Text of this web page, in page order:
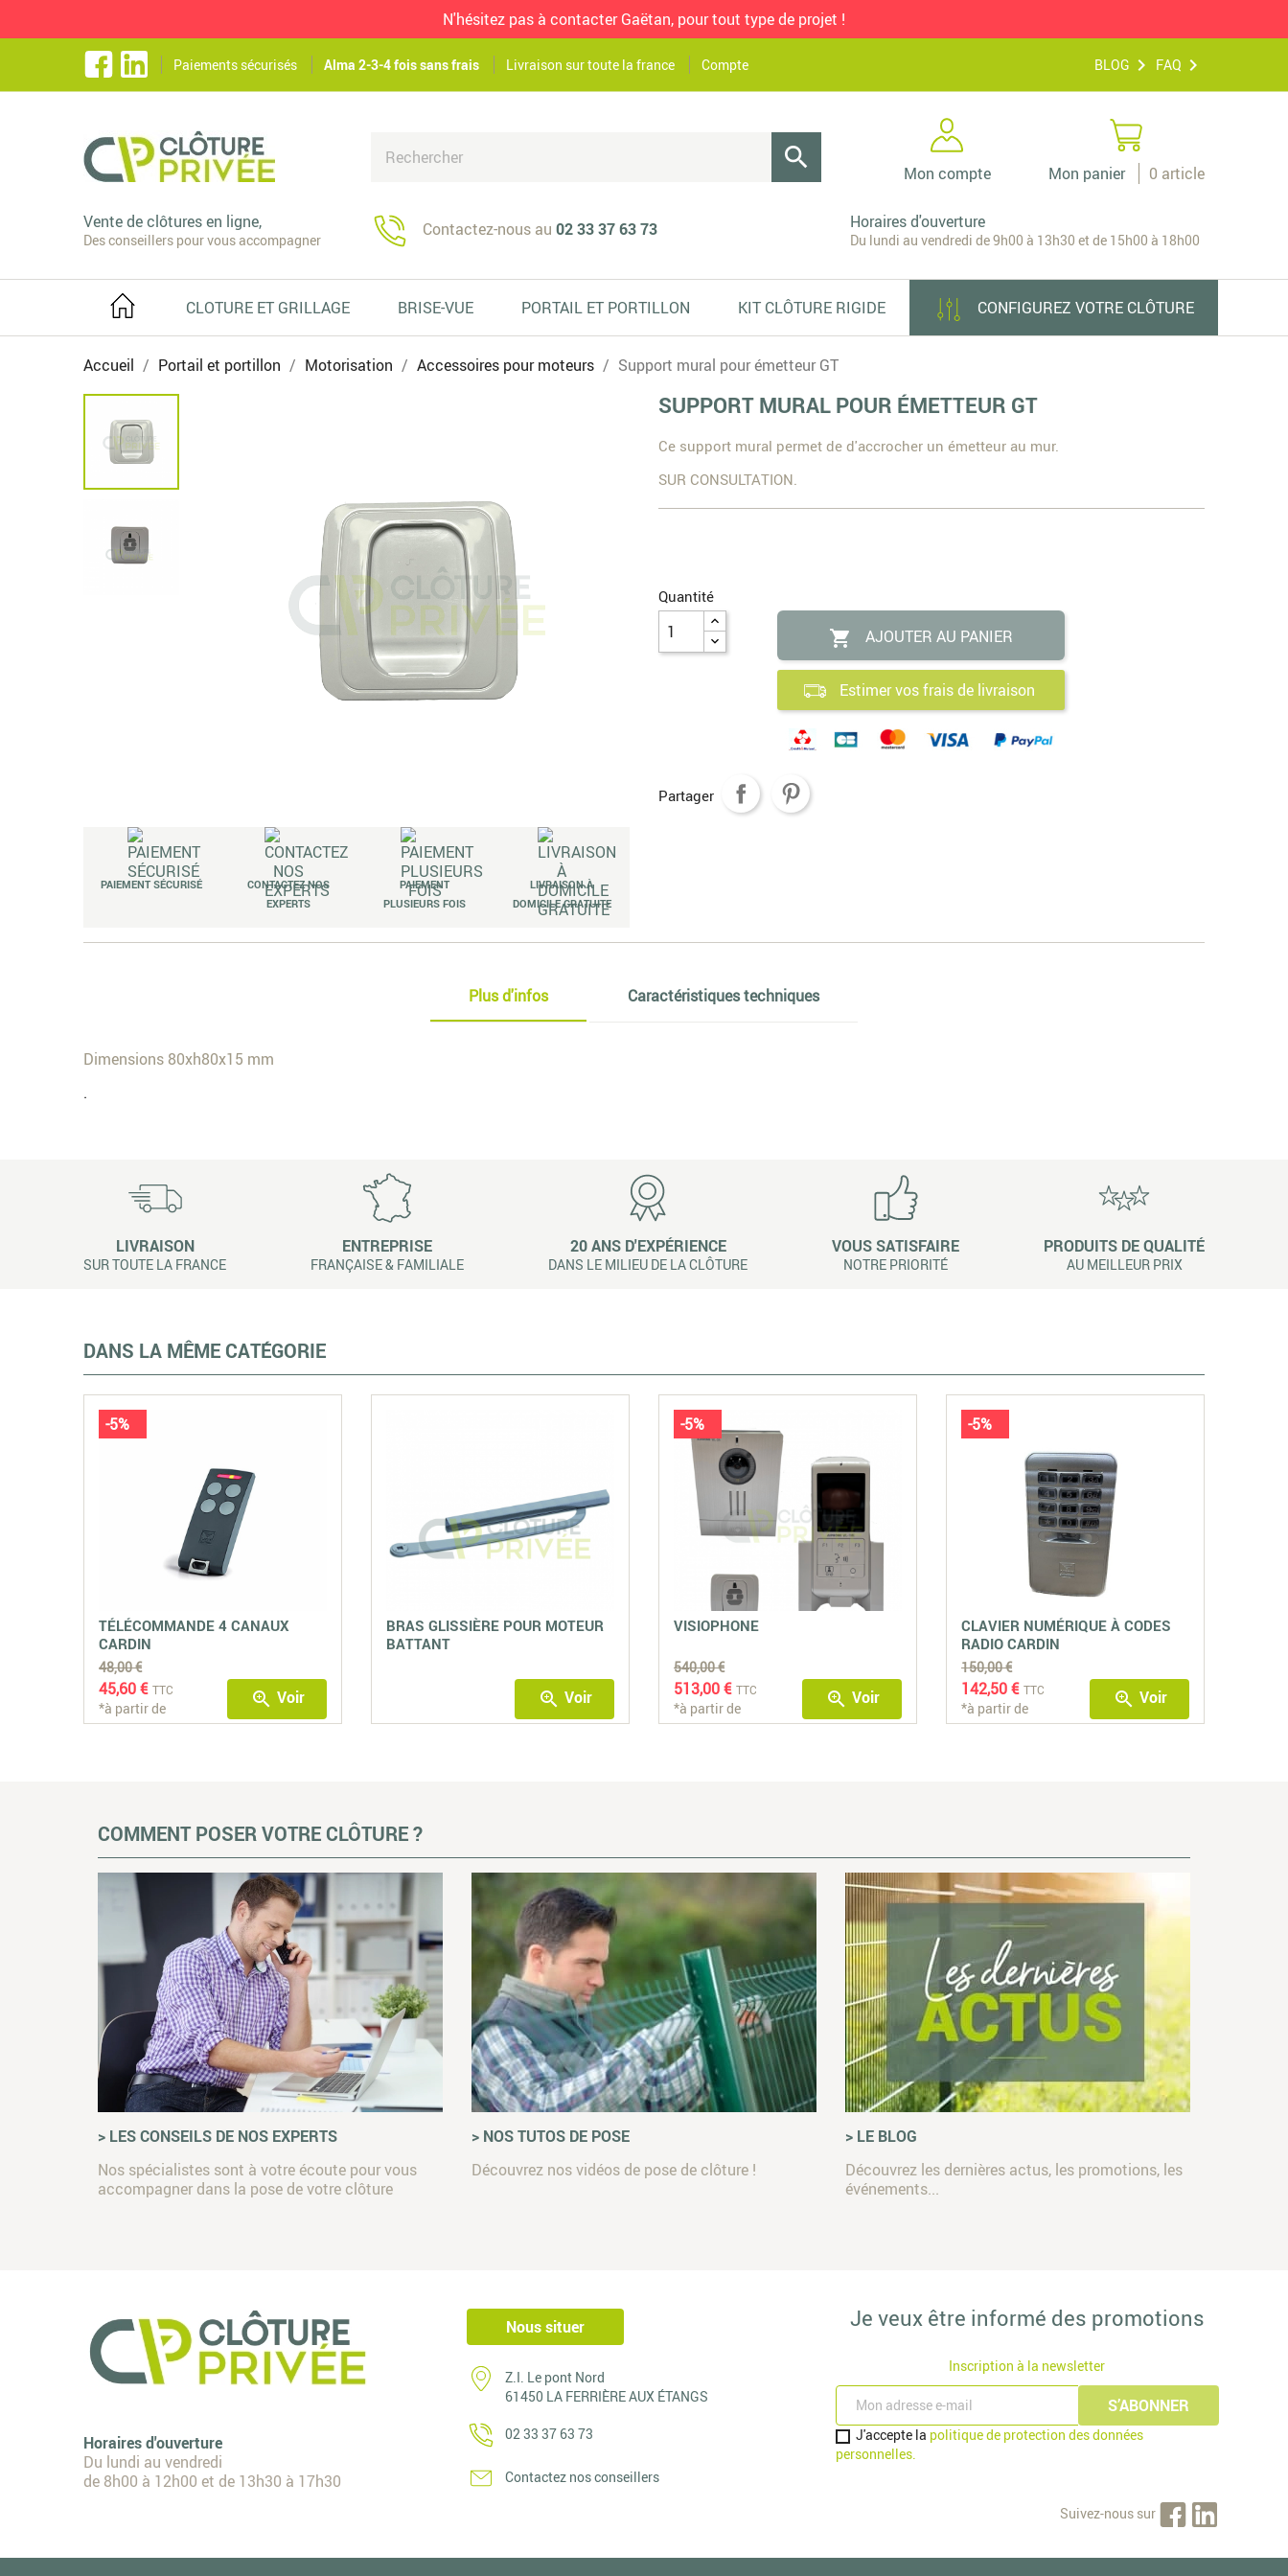
N'hésitez pas à contacter Gaëtan, pour tout type de projet !
Paiements sécurisés Alma 2-3-4 fois sans frais Livraison sur toute la france Compte BLOG FAQ

Mon panier 0 article
Mon compte
Vente de clôtures en ligne,
Des conseillers pour vous accompagner
Contactez-nous au 02 33 37 63 73 Horaires d'ouverture
Du lundi au vendredi de 9h00 à 13h30 et de 15h00 à 18h00
CLOTURE ET GRILLAGE BRISE-VUE PORTAIL ET PORTILLON KIT CLÔTURE RIGIDE CONFIGUREZ VOTRE CLÔTURE
Accueil Portail et portillon Motorisation Accessoires pour moteurs Support mural pour émetteur GT
PAIEMENT SÉCURISÉ
CONTACTEZ NOS
EXPERTS
PAIEMENT
PLUSIEURS FOIS
LIVRAISON À
DOMICILE GRATUITE
SUPPORT MURAL POUR ÉMETTEUR GT
Ce support mural permet de d'accrocher un émetteur au mur.
SUR CONSULTATION.
Quantité
 AJOUTER AU PANIER
Estimer vos frais de livraison
Partager
Plus d'infos Caractéristiques techniques
Dimensions 80xh80x15 mm
.
LIVRAISON
SUR TOUTE LA FRANCE
ENTREPRISE
FRANÇAISE & FAMILIALE
20 ANS D'EXPÉRIENCE
DANS LE MILIEU DE LA CLÔTURE
VOUS SATISFAIRE
NOTRE PRIORITÉ
PRODUITS DE QUALITÉ
AU MEILLEUR PRIX
DANS LA MÊME CATÉGORIE
TÉLÉCOMMANDE 4 CANAUX
CARDIN
48,00 €
45,60 € TTC
*à partir de zoom_in Voir
-5%
BRAS GLISSIÈRE POUR MOTEUR
BATTANT
zoom_in Voir
VISIOPHONE
540,00 €
513,00 € TTC
*à partir de zoom_in Voir
-5%
CLAVIER NUMÉRIQUE À CODES
RADIO CARDIN
150,00 €
142,50 € TTC
*à partir de zoom_in Voir
-5%
COMMENT POSER VOTRE CLÔTURE ?
> LES CONSEILS DE NOS EXPERTS
Nos spécialistes sont à votre écoute pour vous
accompagner dans la pose de votre clôture
> NOS TUTOS DE POSE
Découvrez nos vidéos de pose de clôture !
> LE BLOG
Découvrez les dernières actus, les promotions, les
événements...
Horaires d'ouverture
Du lundi au vendredi
de 8h00 à 12h00 et de 13h30 à 17h30
Nous situer
Z.I. Le pont Nord
61450 LA FERRIÈRE AUX ÉTANGS
02 33 37 63 73
Contactez nos conseillers
Je veux être informé des promotions
Inscription à la newsletter
J'accepte la politique de protection des données
personnelles.
Suivez-nous sur